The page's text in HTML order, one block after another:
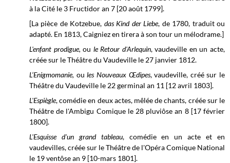
à la Cité le 3 Fructidor an 7 [20 août 1799].
[La pièce de Kotzebue, das Kind der Liebe, de 1780, traduit ou
adapté. En 1813, Caigniez en tirera à son tour un mélodrame.]
L'enfant prodigue,ou le Retour d'Arlequin, vaudeville en un acte,
créée sur leThéâtre du Vaudeville le 27 janvier 1812.
L’Enigmomanie, ou les Nouveaux Œdipes, vaudeville, créé sur le
Théâtre du Vaudeville le 22 germinal an 11 [12 avril 1803].
L'Espiègle, comédie en deux actes, mêlée de chants, créée sur le
Théâtre de l'Ambigu Comique le 28 pluviôse an 8 [17 février
1800].
L'Esquisse d'un grand tableau, comédie en un acte et en
vaudevilles, créée sur leThéâtre de l'Opéra Comique National
le 19 ventôse an 9 [10-mars 1801].